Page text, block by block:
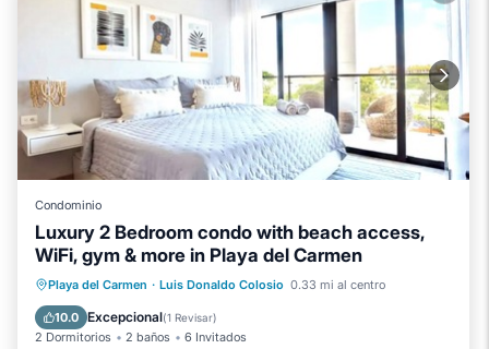
Condominio
Luxury 2 Bedroom condo with beach access,
WiFi, gym & more in Playa del Carmen
Playa del Carmen · Luis Donaldo Colosio 0.33 mi al centro
10.0 Excepcional(1 Revisar)
2 Dormitorios 2 baños 6 Invitados
Aparcamiento Piscina
Vista al mar
Balcón/Terraza